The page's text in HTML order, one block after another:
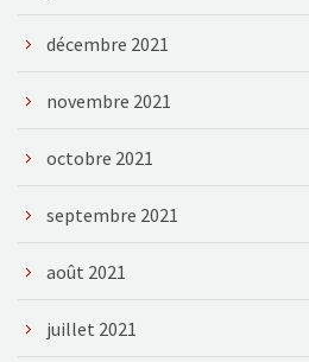
décembre 2021
novembre 2021
octobre 2021
septembre 2021
août 2021
juillet 2021